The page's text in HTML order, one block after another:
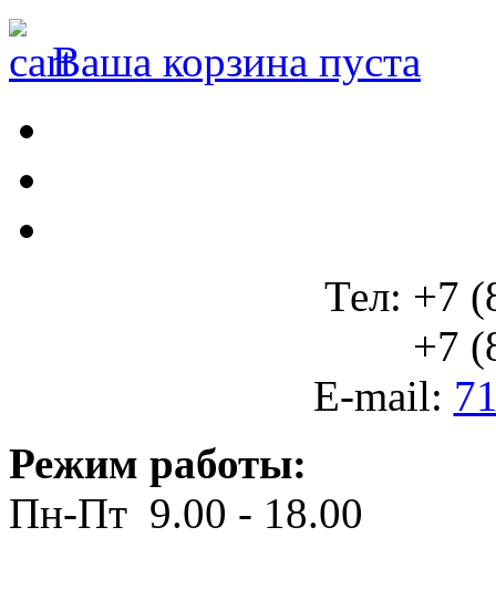
Ваша корзина пуста
Тел: +7
+7
E-mail:
Режим работы:
Пн-Пт 9.00 - 18.00